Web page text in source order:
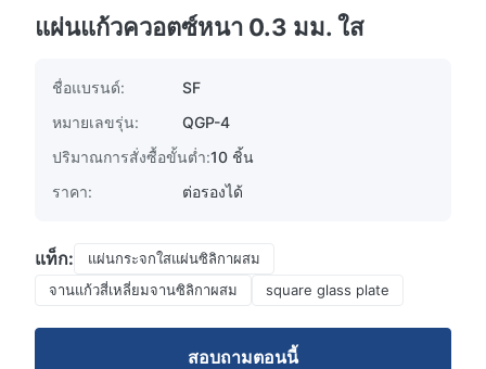
แผ่นแก้วควอตซ์หนา 0.3 มม. ใส
ชื่อแบรนด์:
SF
หมายเลขรุ่น:
QGP-4
ปริมาณการสั่งซื้อขั้นต่ำ:10 ชิ้น
ราคา:
ต่อรองได้
แท็ก:
แผ่นกระจกใสแผ่นซิลิกาผสม
จานแก้วสี่เหลี่ยมจานซิลิกาผสม
square glass plate
สอบถามตอนนี้